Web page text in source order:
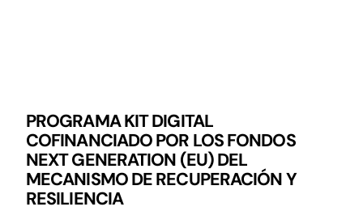
PROGRAMA KIT DIGITAL
COFINANCIADO POR LOS FONDOS
NEXT GENERATION (EU) DEL
MECANISMO DE RECUPERACIÓN Y
RESILIENCIA